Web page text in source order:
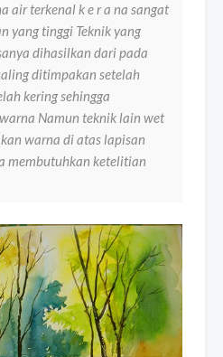
air terkenal k e r a na sangat
yang tinggi Teknik yang
dihasilkan dari pada
ditimpakan setelah
kering sehingga
Namun teknik lain wet
warna di atas lapisan
membutuhkan ketelitian